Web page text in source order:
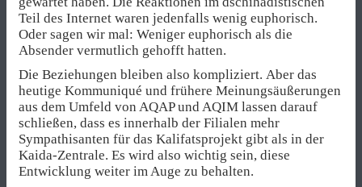
Teil des Internet waren jedenfalls wenig euphorisch.
Oder sagen wir mal: Weniger euphorisch als die
Absender vermutlich gehofft hatten.
Die Beziehungen bleiben also kompliziert. Aber das
heutige Kommuniqué und frühere Meinungsäußerungen
aus dem Umfeld von AQAP und AQIM lassen darauf
schließen, dass es innerhalb der Filialen mehr
Sympathisanten für das Kalifatsprojekt gibt als in der
Kaida-Zentrale. Es wird also wichtig sein, diese
Entwicklung weiter im Auge zu behalten.